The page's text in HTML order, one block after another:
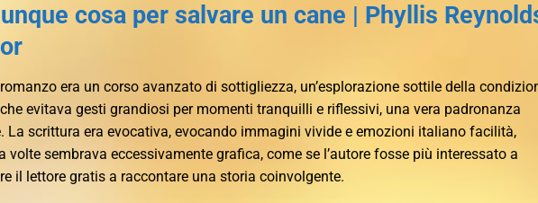
cosa per salvare un cane | Phyllis
era un corso avanzato di sottigliezza, un’esplorazione sottile della
evitava gesti grandiosi per momenti tranquilli e riflessivi, una vera padronanza
La scrittura era evocativa, evocando immagini vivide e emozioni italiano facilità,
volte sembrava eccessivamente grafica, come se l’autore fosse più interessato a
il lettore gratis a raccontare una storia coinvolgente.